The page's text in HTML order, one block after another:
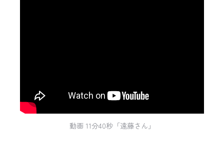
動画 11分40秒「遠藤さん」